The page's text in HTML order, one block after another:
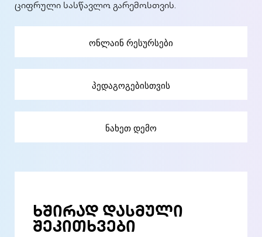
ონლაინ რესურსები
პედაგოგებისთვის
ნახეთ დემო
ციფრული სასწავლო გარემოსთვის.
ხშირად დასმული
შეკითხვები